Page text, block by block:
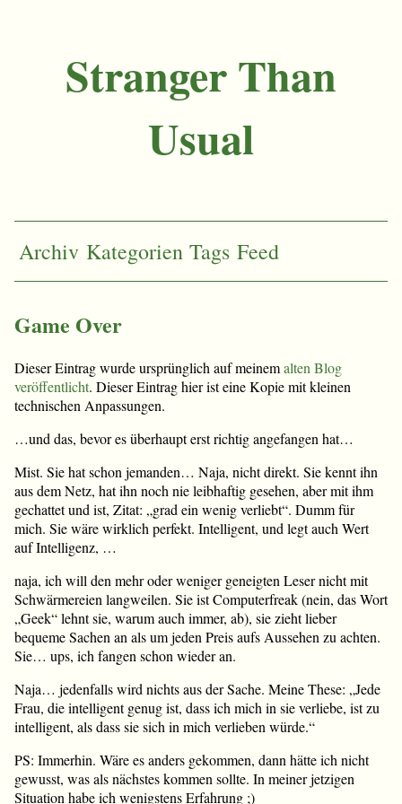
Stranger Than
Usual
Archiv Kategorien Tags Feed
Game Over
Dieser Eintrag wurde ursprünglich auf meinemalten Blog
veröffentlicht. Dieser Eintrag hier ist eine Kopie mit kleinen
technischen Anpassungen.
…und das, bevor es überhaupt erst richtig angefangen hat…
Mist. Sie hat schon jemanden… Naja, nicht direkt. Sie kennt ihn
aus dem Netz, hat ihn noch nie leibhaftig gesehen, aber mit ihm
gechattet und ist, Zitat: „grad ein wenig verliebt“. Dumm für
mich. Sie wäre wirklich perfekt. Intelligent, und legt auch Wert
auf Intelligenz, …
naja, ich will den mehr oder weniger geneigten Leser nicht mit
Schwärmereien langweilen. Sie ist Computerfreak (nein, das Wort
„Geek“ lehnt sie, warum auch immer, ab), sie zieht lieber
bequeme Sachen an als um jeden Preis aufs Aussehen zu achten.
Sie… ups, ich fangen schon wieder an.
Naja… jedenfalls wird nichts aus der Sache. Meine These: „Jede
Frau, die intelligent genug ist, dass ich mich in sie verliebe, ist zu
intelligent, als dass sie sich in mich verlieben würde.“
PS: Immerhin. Wäre es anders gekommen, dann hätte ich nicht
gewusst, was als nächstes kommen sollte. In meiner jetzigen
Situation habe ich wenigstens Erfahrung ;)